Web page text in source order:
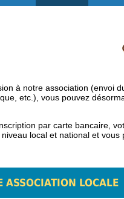
à notre association (envoi
etc.), vous pouvez
par carte bancaire,
local et national et vous
ASSOCIATION LOCALE